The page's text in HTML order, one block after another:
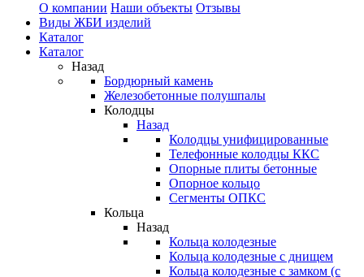
О компании Наши объекты Отзывы
Виды ЖБИ изделий
Каталог
Каталог
Назад
Бордюрный камень
Железобетонные полушпалы
Колодцы
Назад
Колодцы унифицированные
Телефонные колодцы ККС
Опорные плиты бетонные
Опорное кольцо
Сегменты ОПКС
Кольца
Назад
Кольца колодезные
Кольца колодезные с днищем
Кольца колодезные с замком (с